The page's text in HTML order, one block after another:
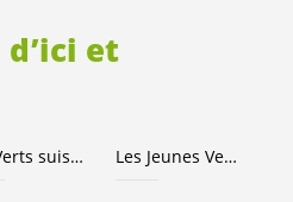
d’ici et
Les Verts suisses Les Jeunes Vert·e·s